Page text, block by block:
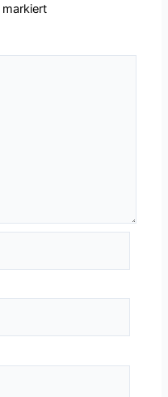
markiert